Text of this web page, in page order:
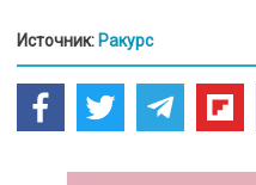
Источник: Ракурс